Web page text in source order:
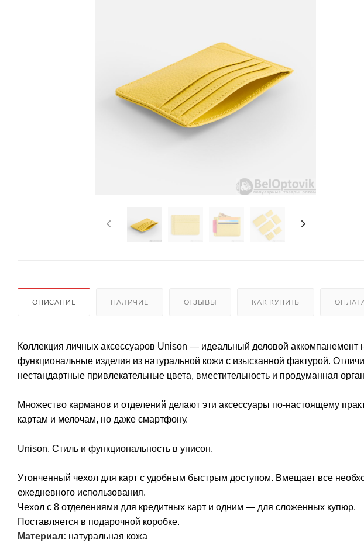
ОПИСАНИЕ НАЛИЧИЕ ОТЗЫВЫ КАК КУПИТЬ
Коллекция личных аксессуаров Unison — идеальный деловой аккомпанемент
функциональные изделия из натуральной кожи с изысканной фактурой.
нестандартные привлекательные цвета, вместительность и продуманная
Множество карманов и отделений делают эти аксессуары по-настоящему
картам и мелочам, но даже смартфону.
Unison. Стиль и функциональность в унисон.
Утонченный чехол для карт с удобным быстрым доступом. Вмещает все
ежедневного использования.
Чехол с 8 отделениями для кредитных карт и одним — для сложенных купюр.
Поставляется в подарочной коробке.
Материал: натуральная кожа